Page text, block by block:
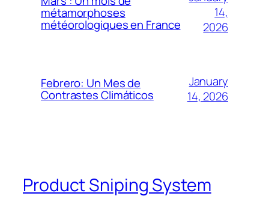
métamorphoses
météorologiques en France
14,
2026
Febrero: Un Mes de
Contrastes Climáticos
January
14, 2026
Product Sniping System